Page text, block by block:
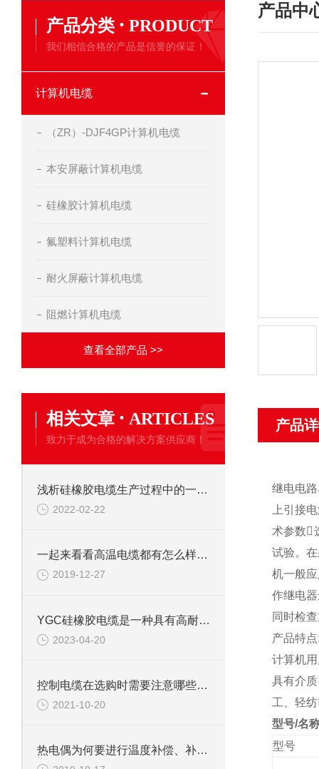
产品分类 · PRODUCT
我们相信合格的产品是信誉的保证！
计算机电缆
（ZR）-DJF4GP计算机电缆
本安屏蔽计算机电缆
硅橡胶计算机电缆
氟塑料计算机电缆
耐火屏蔽计算机电缆
阻燃计算机电缆
查看全部产品 >>
相关文章 · ARTICLES
致力于成为合格的解决方案供应商！
浅析硅橡胶电缆生产过程中的一些注意事项
2022-02-22
一起来看看高温电缆都有怎么样的材料分类
2019-12-27
YGC硅橡胶电缆是一种具有高耐热性能的电缆
2023-04-20
控制电缆在选购时需要注意哪些问题？
2021-10-20
热电偶为何要进行温度补偿、补偿的方法有哪些
产品中
产品
继电电
上引接
术参数
试验。
机一般
作继电
同时检
产品特点
计算机
具有介
工、轻
型号/名
型号